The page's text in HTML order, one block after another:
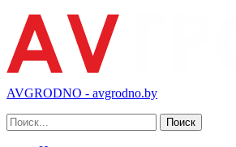
AVGRODNO - avgrodno.by